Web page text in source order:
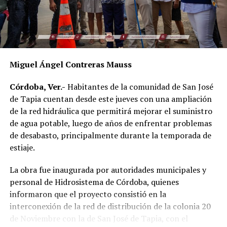
integrantes del Cabildo, así como la directora del DIF
Municipal, Luz del Carmen Lezama Rodríguez, y la
coordinadora de Bienestar Social, Dennis Araceli Lira
Tosqui.
También participaron Lisset Dalila Rojas Moreno,
Virginia Medorio Trujillo, presidenta de la Asociación
Emprender el Vuelo.
El diálogo permitió poner sobre la mesa la importancia
de fortalecer la participación de las mujeres en los
espacios públicos y comunitarios, además de generar
las brechas de desigualdad.
Miguel Ángel Contreras Mauss
Córdoba, Ver.- Habitantes de la comunidad de San José
de Tapia cuentan desde este jueves con una ampliación
de la red hidráulica que permitirá mejorar el suministro
de agua potable, luego de años de enfrentar problemas
de desabasto, principalmente durante la temporada de
estiaje.
La obra fue inaugurada por autoridades municipales y
personal de Hidrosistema de Córdoba, quienes
informaron que el proyecto consistió en la
interconexión de la red de distribución de la colonia 20
de Noviembre con la de San José de Tapia, con el